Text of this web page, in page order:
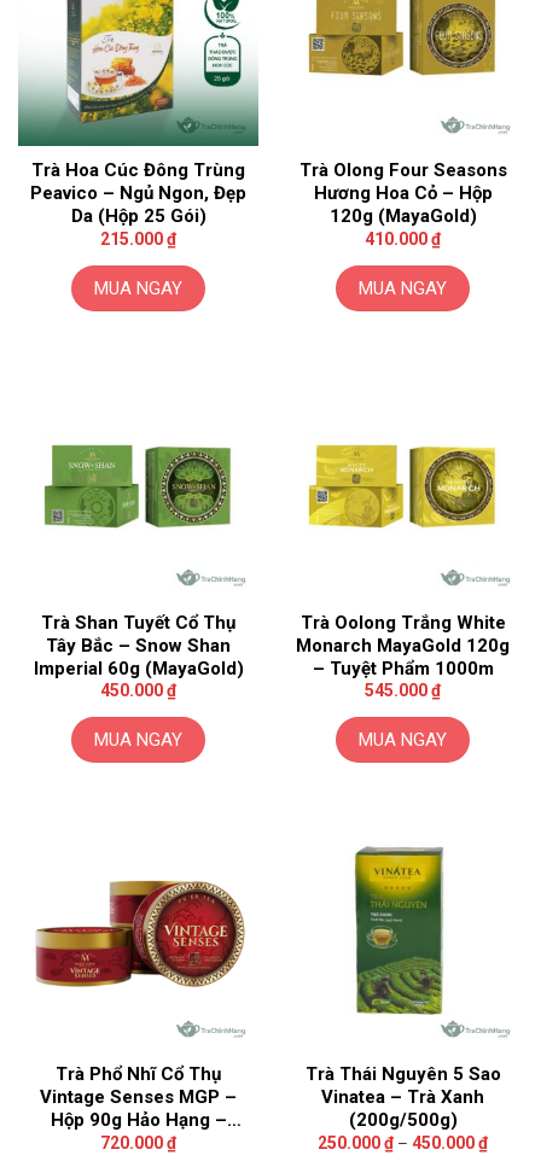
Trà Hoa Cúc Đông Trùng
Peavico – Ngủ Ngon, Đẹp
Da (Hộp 25 Gói)
215.000₫
MUA NGAY
Trà Olong Four Seasons
Hương Hoa Cỏ – Hộp
120g (MayaGold)
410.000₫
MUA NGAY
Trà Shan Tuyết Cổ Thụ
Tây Bắc – Snow Shan
Imperial 60g (MayaGold)
450.000₫
MUA NGAY
Trà Oolong Trắng White
Monarch MayaGold 120g
– Tuyệt Phẩm 1000m
545.000₫
MUA NGAY
Trà Phổ Nhĩ Cổ Thụ
Vintage Senses MGP –
Hộp 90g Hảo Hạng –
Maya Gold
720.000₫
Trà Thái Nguyên 5 Sao
Vinatea – Trà Xanh
(200g/500g)
250.000₫ – 450.000₫Khoảng
giá: